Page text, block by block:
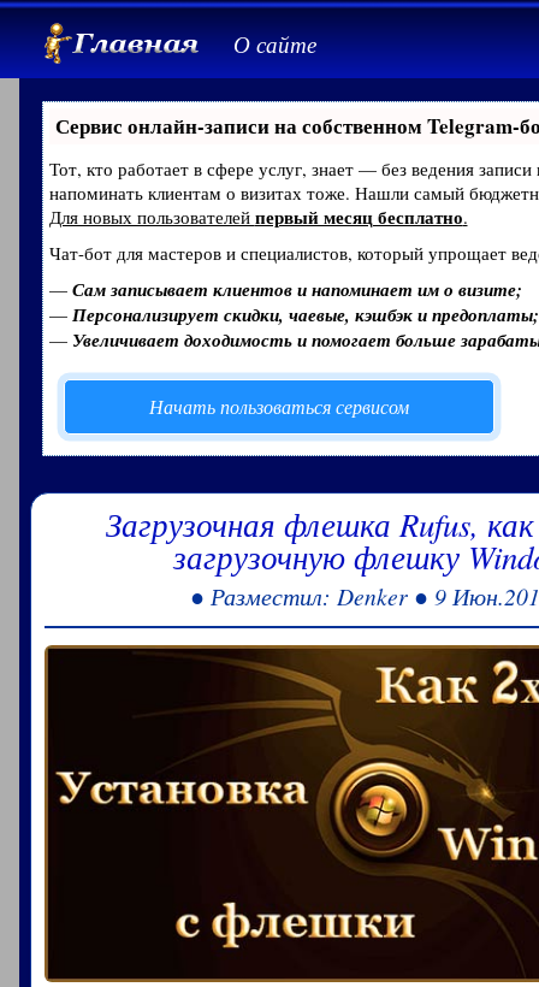
О сайте
Сервис онлайн-записи на собственном Telegram-
Тот, кто работает в сфере услуг, знает — без ведения
напоминать клиентам о визитах тоже. Нашли самый
Для новых пользователей первый месяц бесплатно.
Чат-бот для мастеров и специалистов, который упрощает
— Сам записывает клиентов и напоминает им о визите;
— Персонализирует скидки, чаевые, кэшбэк и предоплаты;
— Увеличивает доходимость и помогает больше
Начать пользоваться сервисом
Загрузочная флешка Rufus,
загрузочную флешку
● Разместил: Denker ● 9